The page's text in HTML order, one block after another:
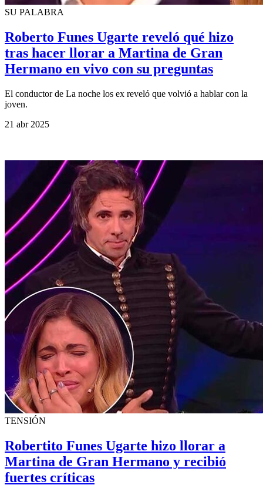
SU PALABRA
Roberto Funes Ugarte reveló qué hizo
tras hacer llorar a Martina de Gran
Hermano en vivo con su preguntas
El conductor de La noche los ex reveló que volvió a hablar con la
joven.
21 abr 2025
TENSIÓN
Robertito Funes Ugarte hizo llorar a
Martina de Gran Hermano y recibió
fuertes críticas